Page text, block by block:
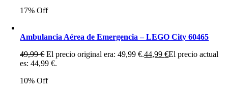
17% Off
Ambulancia Aérea de Emergencia – LEGO City 60465
49,99€ El precio original era: 49,99 €.44,99€El precio actual
es: 44,99 €.
10% Off